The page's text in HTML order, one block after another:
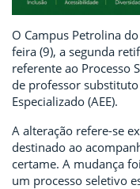
O Campus Petrolina
feira (9), a segunda
referente ao Processo
de professor
Especializado (AEE).
A alteração refere-se
destinado ao
certame. A mudança
um processo seletivo